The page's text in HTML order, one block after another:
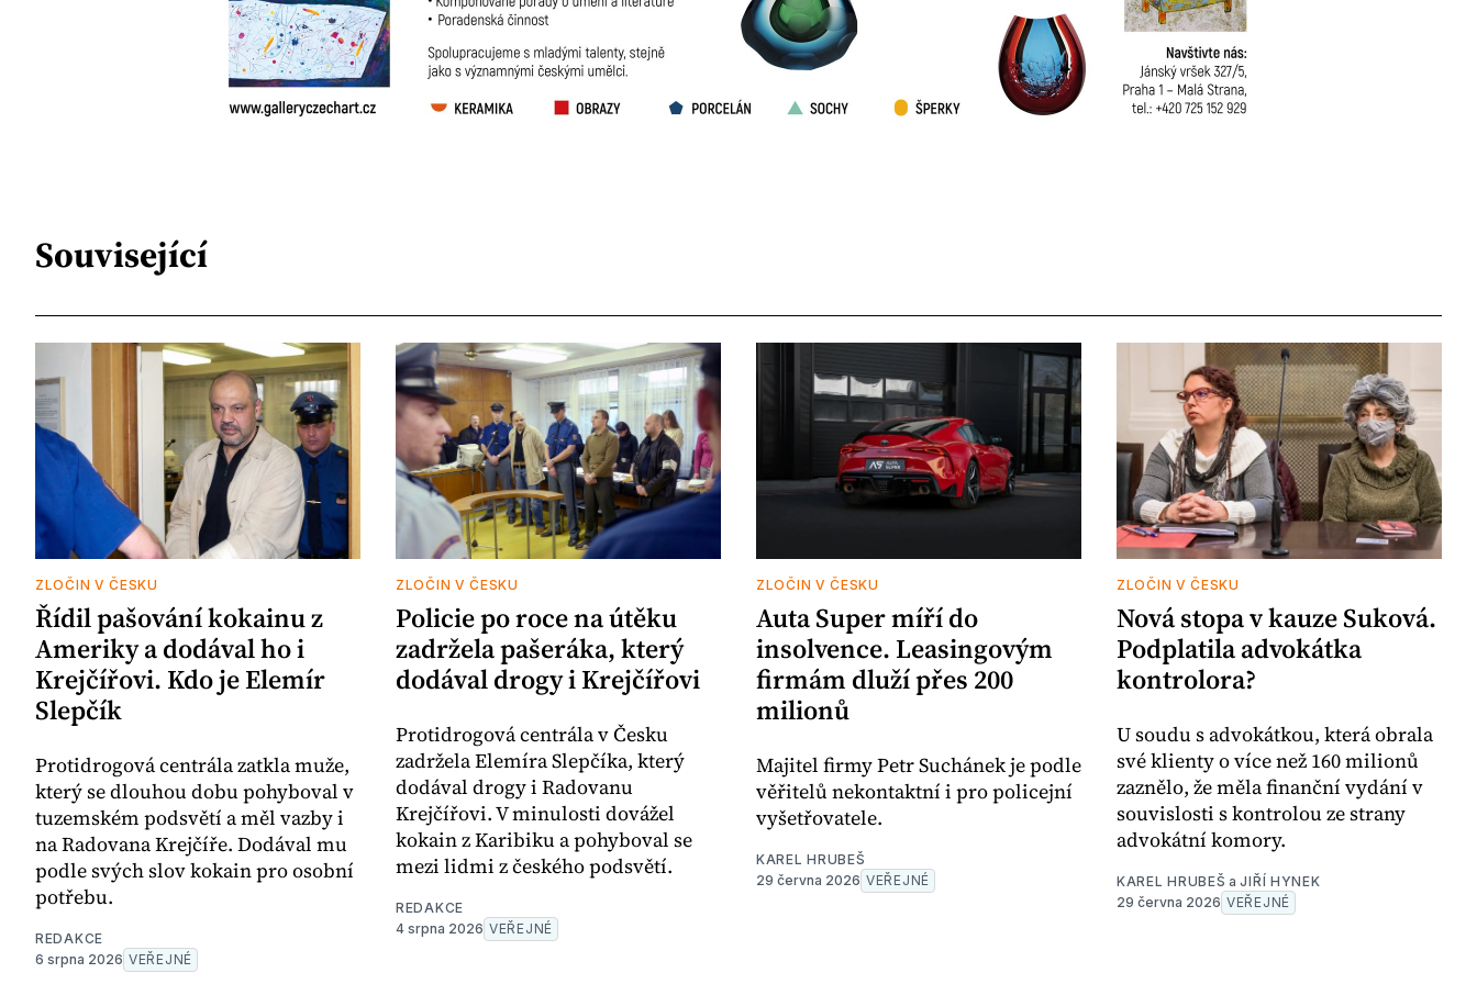
Související
ZLOČIN V ČESKU
Řídil pašování kokainu z
Ameriky a dodával ho i
Krejčířovi. Kdo je Elemír
Slepčík
Protidrogová centrála zatkla muže,
který se dlouhou dobu pohyboval v
tuzemském podsvětí a měl vazby i
na Radovana Krejčíře. Dodával mu
podle svých slov kokain pro osobní
potřebu.
REDAKCE
6 srpna 2026 VEŘEJNÉ
ZLOČIN V ČESKU
Policie po roce na útěku
zadržela pašeráka, který
dodával drogy i Krejčířovi
Protidrogová centrála v Česku
zadržela Elemíra Slepčíka, který
dodával drogy i Radovanu
Krejčířovi. V minulosti dovážel
kokain z Karibiku a pohyboval se
mezi lidmi z českého podsvětí.
REDAKCE
4 srpna 2026 VEŘEJNÉ
ZLOČIN V ČESKU
Auta Super míří do
insolvence. Leasingovým
firmám dluží přes 200
milionů
Majitel firmy Petr Suchánek je podle
věřitelů nekontaktní i pro policejní
vyšetřovatele.
KAREL HRUBEŠ
29 června 2026 VEŘEJNÉ
ZLOČIN V ČESKU
Nová stopa v kauze Suková.
Podplatila advokátka
kontrolora?
U soudu s advokátkou, která obrala
své klienty o více než 160 milionů
zaznělo, že měla finanční vydání v
souvislosti s kontrolou ze strany
advokátní komory.
KAREL HRUBEŠ aJIŘÍ HYNEK
29 června 2026 VEŘEJNÉ